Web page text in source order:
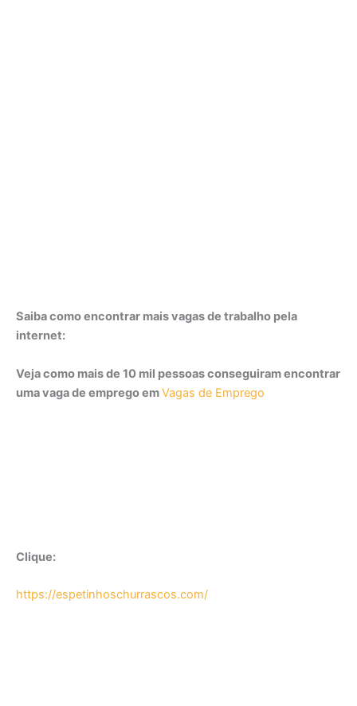
Saiba como encontrar mais vagas de trabalho pela
internet:
Veja como mais de 10 mil pessoas conseguiram encontrar
uma vaga de emprego emVagas de Emprego
Clique:
https://espetinhoschurrascos.com/